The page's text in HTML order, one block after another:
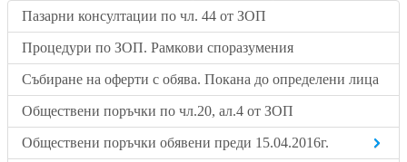
Пазарни консултации по чл. 44 от ЗОП
Процедури по ЗОП. Рамкови споразумения
Събиране на оферти с обява. Покана до определени лица
Обществени поръчки по чл.20, ал.4 от ЗОП
Обществени поръчки обявени преди 15.04.2016г.